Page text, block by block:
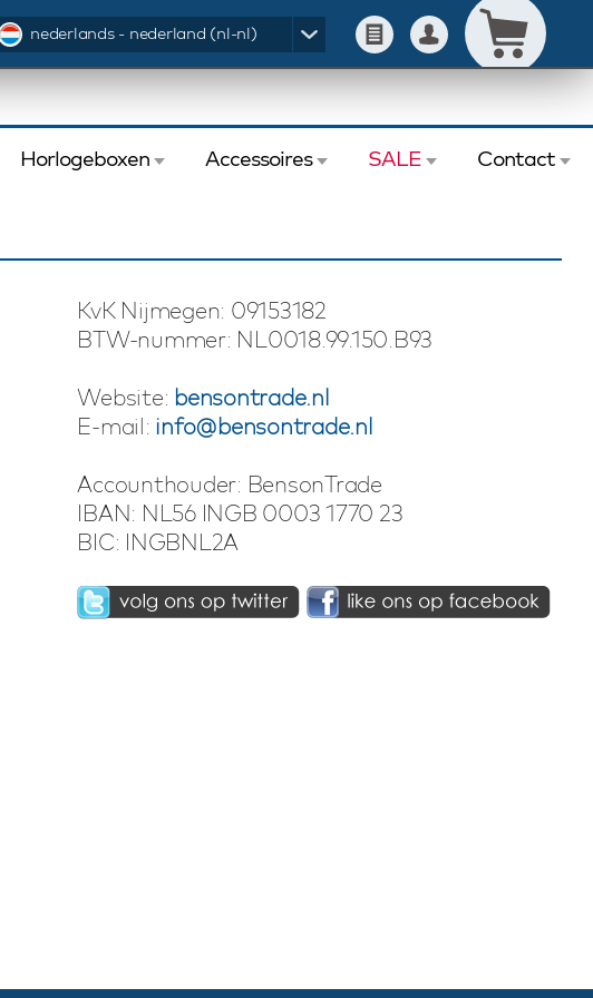
nederlands - nederland (nl-nl)
Horlogeboxen Accessoires SALE Contact
KvK Nijmegen: 09153182
BTW-nummer: NL0018.99.150.B93
Website: bensontrade.nl
E-mail: info@bensontrade.nl
Accounthouder: BensonTrade
IBAN: NL56 INGB 0003 1770 23
BIC: INGBNL2A